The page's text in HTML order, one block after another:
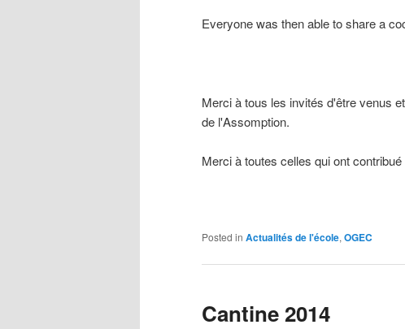
Everyone was then able to share a
Merci à tous les invités d'être venus
de l'Assomption.
Merci à toutes celles qui ont
Posted in Actualités de l'école, OGEC
Cantine 2014